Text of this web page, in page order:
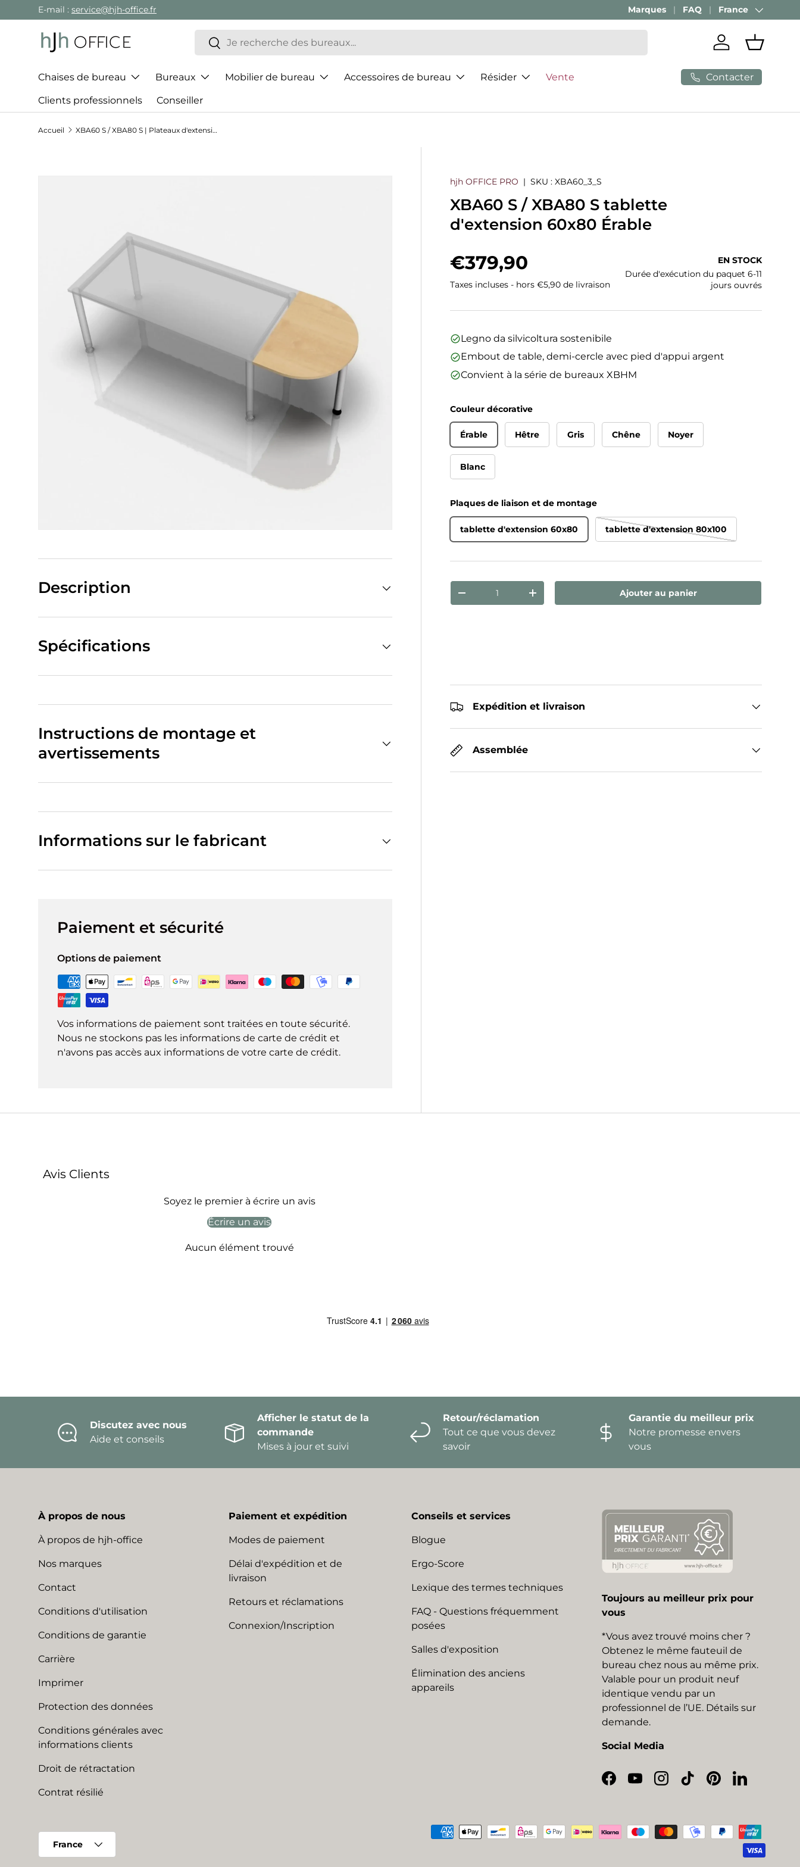
Aller au contenu
E-mail : service@hjh-office.fr Marques FAQ Pays
France
Recherche
Rechercher
Se connecter
Panier
Chaises de bureau Bureaux Mobilier de bureau Accessoires de bureau Résider Vente
Clients professionnels Conseiller
Contacter
Accueil XBA60 S / XBA80 S | Plateaux d'extension y compris le pied de support argent
hjh OFFICE PRO |SKU : XBA60_3_S
XBA60 S / XBA80 S tablette
d'extension 60x80 Érable
Prix habituel
€379,90
Taxes incluses - hors €5,90 de livraison
EN STOCK
Durée d'exécution du paquet 6-11
jours ouvrés
Legno da silvicoltura sostenibile
Embout de table, demi-cercle avec pied d'appui argent
Convient à la série de bureaux XBHM
Couleur décorative
Érable Hêtre Gris Chêne Noyer
Blanc
Plaques de liaison et de montage
tablette d'extension 60x80 tablette d'extension 80x100
Qté
Diminuer la quantitéAugmenter la quantitéAjouter au panier
Expédition et livraison
Assemblée
Description
Spécifications
Instructions de montage et
avertissements
Informations sur le fabricant
Paiement et sécurité
Options de paiement
Vos informations de paiement sont traitées en toute sécurité.
Nous ne stockons pas les informations de carte de crédit et
n'avons pas accès aux informations de votre carte de crédit.
Avis Clients
Soyez le premier à écrire un avis
Écrire un avis
Aucun élément trouvé
Discutez avec nous
Aide et conseils
Afficher le statut de la
commande
Mises à jour et suivi
Retour/réclamation
Tout ce que vous devez
savoir
Garantie du meilleur prix
Notre promesse envers
vous
À propos de nous
À propos de hjh-office
Nos marques
Contact
Conditions d'utilisation
Conditions de garantie
Carrière
Imprimer
Protection des données
Conditions générales avec
informations clients
Droit de rétractation
Contrat résilié
Paiement et expédition
Modes de paiement
Délai d'expédition et de
livraison
Retours et réclamations
Connexion/Inscription
Conseils et services
Blogue
Ergo-Score
Lexique des termes techniques
FAQ - Questions fréquemment
posées
Salles d'exposition
Élimination des anciens
appareils
Toujours au meilleur prix pour
vous
*Vous avez trouvé moins cher ?
Obtenez le même fauteuil de
bureau chez nous au même prix.
Valable pour un produit neuf
identique vendu par un
professionnel de l’UE. Détails sur
demande.
Social Media
Facebook
YouTubeInstagram
TikTokPinterestLinkedIn
Moyens de paiement acceptés
France